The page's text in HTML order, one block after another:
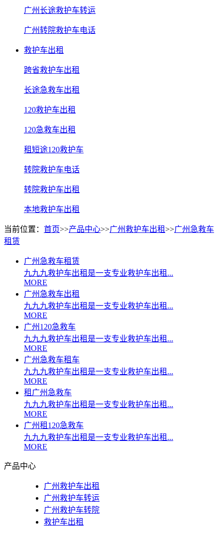
广州长途救护车转运
广州转院救护车电话
救护车出租
跨省救护车出租
长途急救车出租
120救护车出租
120急救车出租
租短途120救护车
转院救护车电话
转院救护车出租
本地救护车出租
当前位置： 首页>>产品中心>>广州救护车出租>>广州急救车
租赁
广州急救车租赁
九九九救护车出租是一支专业救护车出租...
MORE
广州急救车出租
九九九救护车出租是一支专业救护车出租...
MORE
广州120急救车
九九九救护车出租是一支专业救护车出租...
MORE
广州急救车租车
九九九救护车出租是一支专业救护车出租...
MORE
租广州急救车
九九九救护车出租是一支专业救护车出租...
MORE
广州租120急救车
九九九救护车出租是一支专业救护车出租...
MORE
产品中心
广州救护车出租
广州救护车转运
广州救护车转院
救护车出租